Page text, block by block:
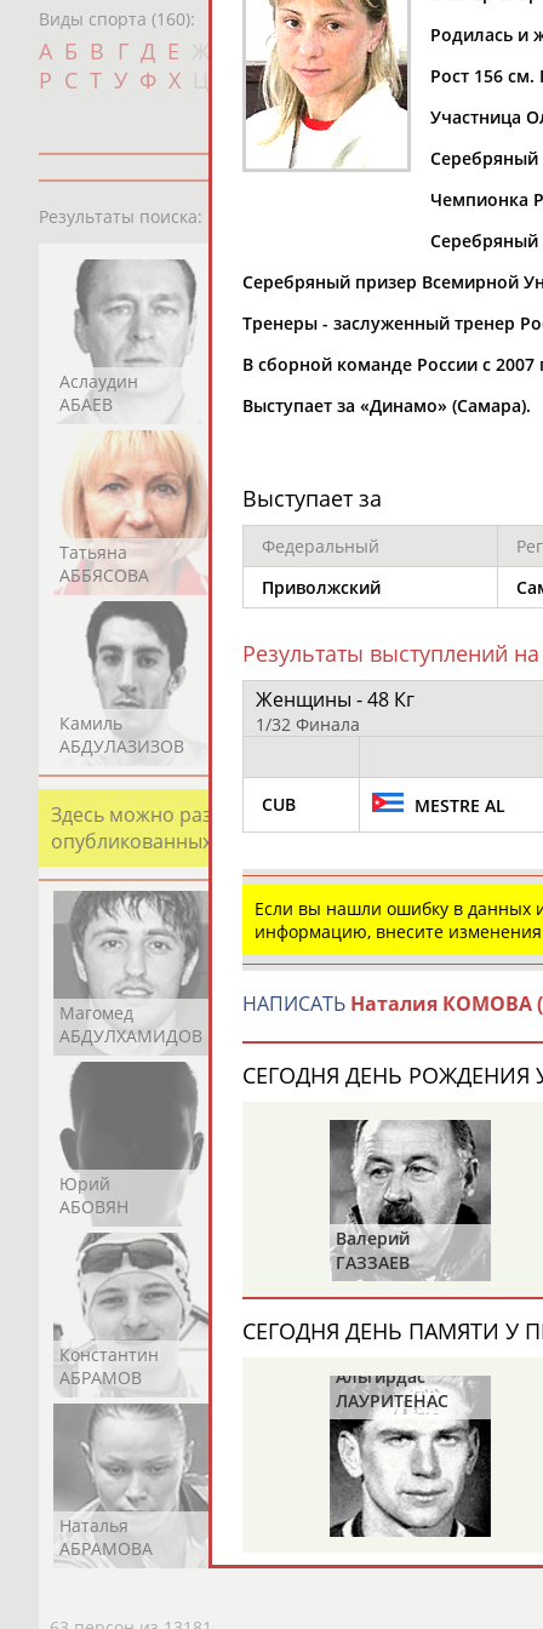
Виды спорта (160):
А Б В Г Д Е К Л М Н О
П
Р С Т У Ф Х Ш Щ Э Ю Я
с
Результаты поиска:
Аслаудин
АБАЕВ
АБАИМОВА
Мария
АБАКУМОВА
Татьяна
АББЯСОВА
Акжана
АБДИКАРИМОВА
АБДРАХМАНОВ
Камиль
АБДУЛАЗИЗОВ
Загалав
Здесь можно разместить информацию о хорошо
опубликованных записях. Страна должна знать
Магомед
АБДУЛХАМИДОВ
Шамиль
Адлан
Юрий
АБОВЯН
Виктор
АБОИМОВ
Константин
АБРАМОВ
АБРАМОВ
Наталья
АБРАМОВА
Светлана
Родилась и
Рост 156 см.
Участница
Серебряный
Чемпионка
Серебряный
Серебряный призер Всемирной
Тренеры - заслуженный тренер
В сборной команде России с 2007
Выступает за «Динамо» (Самара).
Выступает за
Федеральный
Приволжский
Результаты выступлений
Женщины - 48 Кг
1/32 Финала
CUB MESTRE AL
Если вы нашли ошибку в данных
информацию, внесите изменения
НАПИСАТЬ Наталия КОМОВА
СЕГОДНЯ ДЕНЬ РОЖДЕНИЯ
Валерий
ИЛЬИНЫХ
Валерий
ГАЗЗАЕВ
СЕГОДНЯ ДЕНЬ ПАМЯТИ У
Альгирдас
ЛАУРИТЕНАС